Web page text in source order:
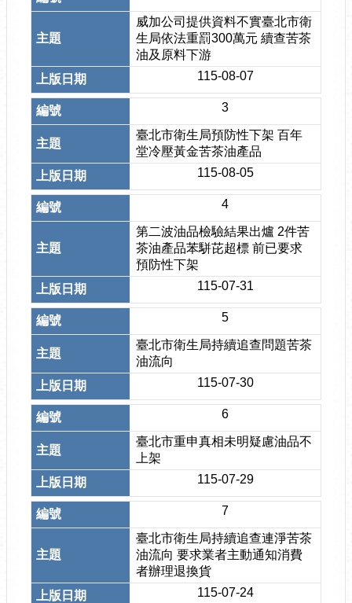
威加公司提供資料不實臺北市衛
生局依法重罰300萬元 續查苦茶
油及原料下游
115-08-07
3
臺北市衛生局預防性下架 百年
堂冷壓黃金苦茶油產品
115-08-05
4
第二波油品檢驗結果出爐 2件苦
茶油產品苯駢芘超標 前已要求
預防性下架
115-07-31
5
臺北市衛生局持續追查問題苦茶
油流向
115-07-30
6
臺北市重申真相未明疑慮油品不
上架
115-07-29
7
臺北市衛生局持續追查連淨苦茶
油流向 要求業者主動通知消費
者辦理退換貨
115-07-24